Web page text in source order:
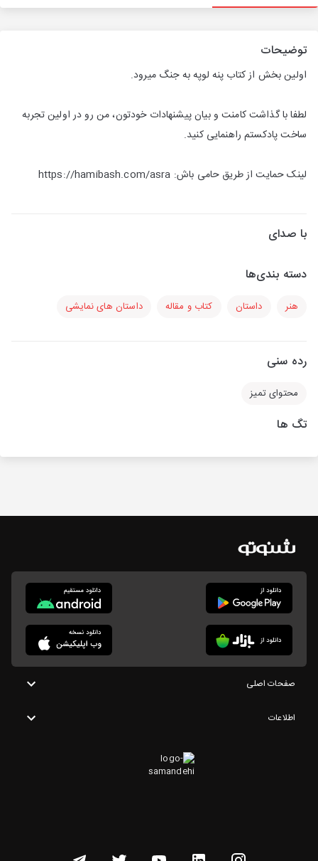
توضیحات
اولین بخش از کتاب پنه لوپه به جنگ میرود.
لطفا با گذاشت کامنت و بیان پیشنهادات خودتون، من رو در اولین تجربه
ساخت پادکستم راهنمایی کنید.
لینک حمایت از طریق حامی باش: https://hamibash.com/asra
با صدای
دسته بندی‌ها
هنر داستان کتاب و مقاله داستان های نمایشی
رده سنی
محتوای تمیز
تگ ها
صفحات اصلی
اطلاعات